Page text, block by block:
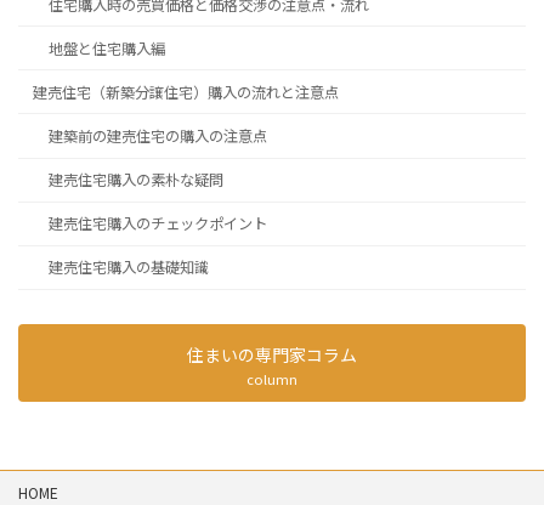
地盤と住宅購入編
建売住宅（新築分譲住宅）購入の流れと注意点
建築前の建売住宅の購入の注意点
建売住宅購入の素朴な疑問
建売住宅購入のチェックポイント
建売住宅購入の基礎知識
住まいの専門家コラム
column
HOME